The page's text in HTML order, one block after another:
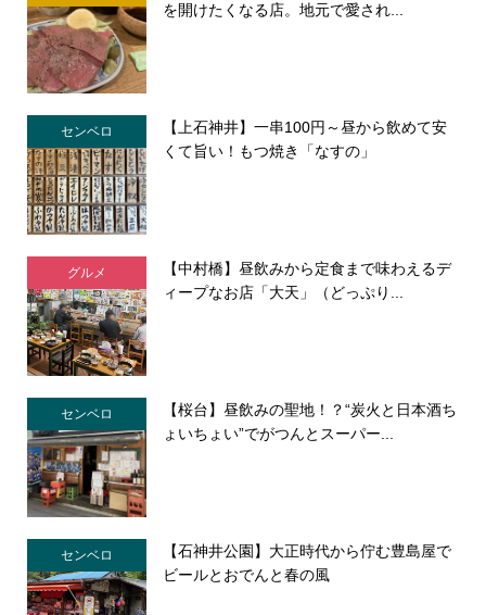
を開けたくなる店。地元で愛され...
センベロ
【上石神井】一串100円～昼から飲めて安
くて旨い！もつ焼き「なすの」
グルメ
【中村橋】昼飲みから定食まで味わえるデ
ィープなお店「大天」（どっぷり...
センベロ
【桜台】昼飲みの聖地！？“炭火と日本酒ち
ょいちょい”でがつんとスーパー...
センベロ
【石神井公園】大正時代から佇む豊島屋で
ビールとおでんと春の風